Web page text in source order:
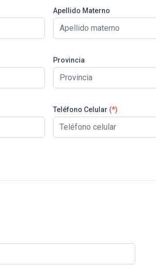
Apellido Materno
Provincia
Teléfono Celular (*)